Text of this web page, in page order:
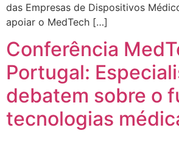
das Empresas de Dispositivos
apoiar o MedTech […]
Conferência
Portugal:
debatem sobre o
tecnologias